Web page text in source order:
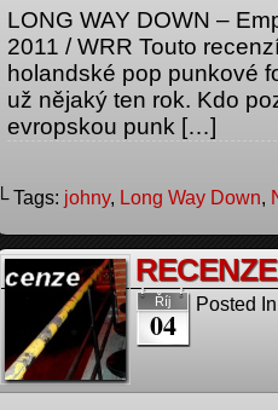
LONG WAY DOWN –
2011 / WRR Touto
holandské pop punkové
už nějaký ten rok. Kdo
evropskou punk […]
└ Tags: johny, Long Way Down,
Říj
04
Posted